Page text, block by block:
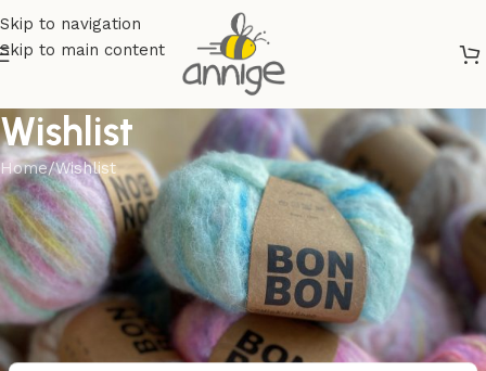
Skip to navigation
Skip to main content
Wishlist
Home Wishlist